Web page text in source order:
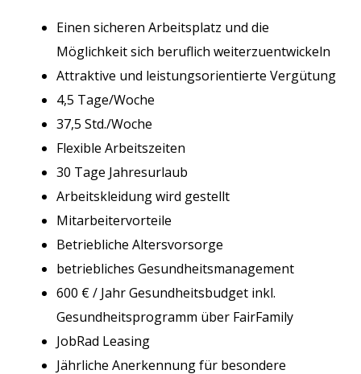
Einen sicheren Arbeitsplatz und die
Möglichkeit sich beruflich weiterzuentwickeln
Attraktive und leistungsorientierte Vergütung
4,5 Tage/Woche
37,5 Std./Woche
Flexible Arbeitszeiten
30 Tage Jahresurlaub
Arbeitskleidung wird gestellt
Mitarbeitervorteile
Betriebliche Altersvorsorge
betriebliches Gesundheitsmanagement
600 € / Jahr Gesundheitsbudget inkl.
Gesundheitsprogramm über FairFamily
JobRad Leasing
Jährliche Anerkennung für besondere